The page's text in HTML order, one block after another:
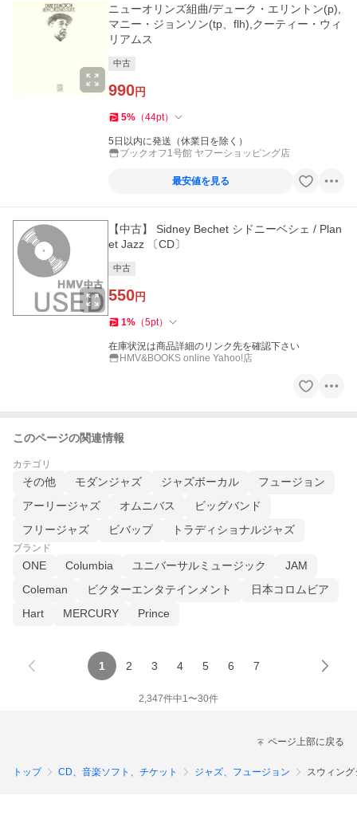
ニューオリンズ組曲/デューク・エリントン(p),
マニー・ジョンソン(tp、flh),クーティー・ウィ
リアムス
中古
990円
5% （44pt）
5日以内に発送（休業日を除く）
ブックオフ1号館 ヤフーショッピング店
最安値を見る
【中古】 Sidney Bechet シドニーベシェ / Plan
et Jazz 〔CD〕
中古
550円
1% （5pt）
在庫状況は商品詳細のリンク先を確認下さい
HMV&BOOKS online Yahoo!店
このページの関連情報
カテゴリ
その他 モダンジャズ ジャズボーカル
フュージョン
アーリージャズ
オムニバス
ビッグバンド
フリージャズ
ビバップ トラディショナルジャズ
ブランド
ONE Columbia ユニバーサルミュージック
JAM
Coleman
ビクターエンタテインメント
日本コロムビア
Hart
MERCURY Prince
1 2 3 4 5 6 7
2,347件中1〜30件
ページ上部に戻る
トップ CD、音楽ソフト、チケット ジャズ、フュージョン スウィン